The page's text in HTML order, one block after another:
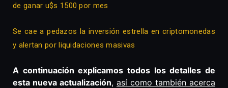
de ganar u$s 1500 por mes
Se cae a pedazos la inversión estrella en criptomonedas
y alertan por liquidaciones masivas
A continuación explicamos todos los detalles de
esta nueva actualización, así como también acerca